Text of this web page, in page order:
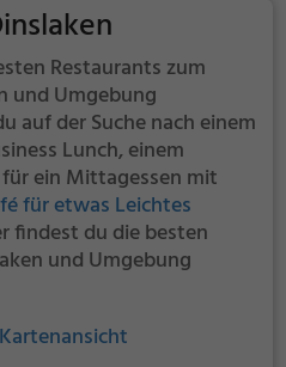
Restaurants zum
und Umgebung
auf der Suche nach einem
Lunch, einem
für ein Mittagessen mit
für etwas Leichtes
findest du die besten
und Umgebung